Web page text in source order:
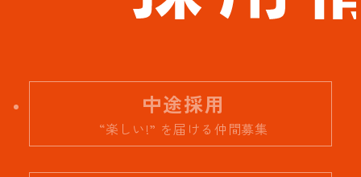
中途採用
“楽しい!” を届ける仲間募集